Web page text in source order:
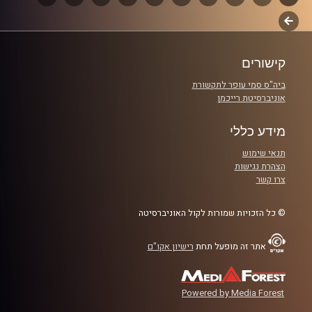
קרדיט תמונות:AudioVersity
פרקים
לשלב
קישורים
ביה"ס סמי עופר לתקשורת
אוניברסיטת רייכמן
מידע כללי
תנאי שימוש
הצהרת נגישות
צרו קשר
© כל הזכויות שמורות לקול האוניברסיטה
אתר זה מופעל תחת רישיון אקו"ם
Powered by Media Forest